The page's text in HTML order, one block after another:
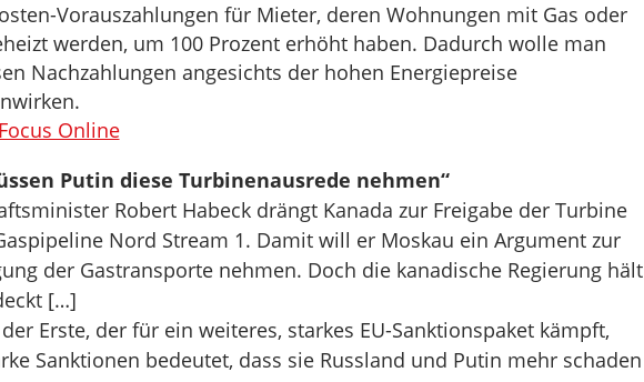
Vorauszahlungen für Mieter, deren Wohnungen mit Gas oder
werden, um 100 Prozent erhöht haben. Dadurch wolle man
Nachzahlungen angesichts der hohen Energiepreise
Focus Online
Putin diese Turbinenausrede nehmen“
Robert Habeck drängt Kanada zur Freigabe der Turbine
Nord Stream 1. Damit will er Moskau ein Argument zur
der Gastransporte nehmen. Doch die kanadische Regierung hält
[…]
Erste, der für ein weiteres, starkes EU-Sanktionspaket kämpft,
Sanktionen bedeutet, dass sie Russland und Putin mehr schaden